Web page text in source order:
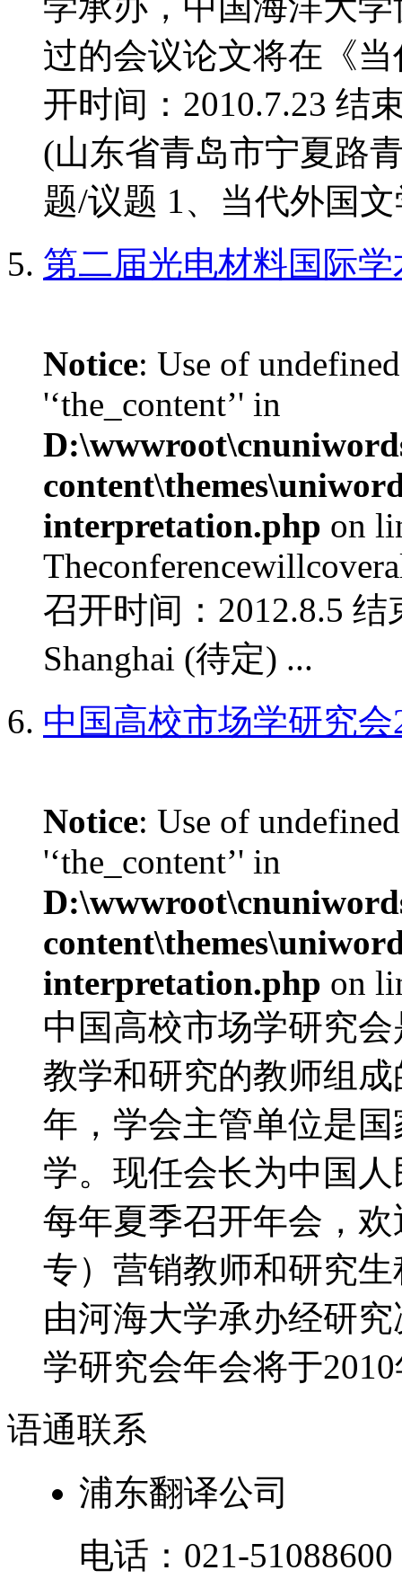
过的会议论文将在《
开时间：2010.7.23 结
(山东省青岛市宁夏路
题/议题 1、当代外国文
第二届光电材料国际
Notice: Use of
'‘the_content’' in
interpretation.php on
召开时间：2012.8.5
Shanghai (待定) ...
中国高校市场学研究会
Notice: Use of
'‘the_content’' in
interpretation.php on
中国高校市场学研究
教学和研究的教师组
年，学会主管单位是
学。现任会长为中国
每年夏季召开年会，
专）营销教师和研究
由河海大学承办经研
学研究会年会将于
语通联系
浦东翻译公司
电话： 021-51088600